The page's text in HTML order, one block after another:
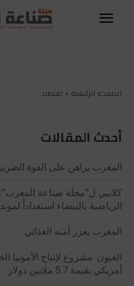
الصفحة الرئيسية اقتصاد
أحدث المقالات
المغرب يراهن على القوة
كلايبي ل”مجلة صناعة المغرب”:
الرياضية بالبيضاء استعداداً لمونديال
المغرب يعزز أمنه الغذائي
العيون: مشروع لإنتاج
أمريكي بقيمة 5.7 ملايين دولار